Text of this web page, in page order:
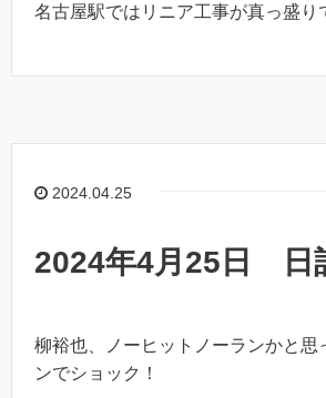
名古屋駅ではリニア工事が真っ盛り
2024.04.25
2024年4月25日 日
柳裕也、ノーヒットノーランかと思
ンでショック！